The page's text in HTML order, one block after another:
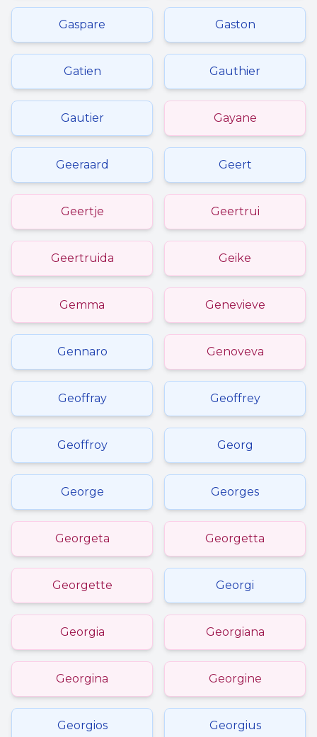
Gaspare Gaston
Gatien Gauthier
Gautier Gayane
Geeraard Geert
Geertje Geertrui
Geertruida Geike
Gemma Genevieve
Gennaro Genoveva
Geoffray Geoffrey
Geoffroy Georg
George Georges
Georgeta Georgetta
Georgette Georgi
Georgia Georgiana
Georgina Georgine
Georgios Georgius